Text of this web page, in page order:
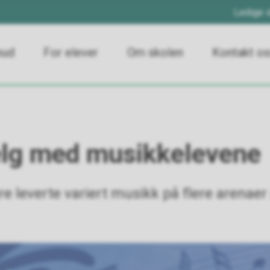
Ledige
For elever Om skolen Kontakt
med musikkelevene
leverte variert musikk på flere